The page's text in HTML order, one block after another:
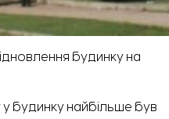
будинку на
будинку найбільше був